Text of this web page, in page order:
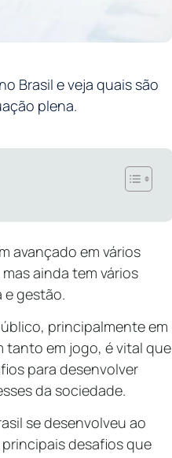
Brasil e veja quais são
plena.
avançado em vários
ainda tem vários
e gestão.
principalmente em
tanto em jogo, é vital que
para desenvolver
da sociedade.
se desenvolveu ao
desafios que